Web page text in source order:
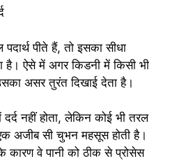
पीते हैं, तो इसका सीधा
ऐसे में अगर किडनी में किसी भी
असर तुरंत दिखाई देता है।
नहीं होता, लेकिन कोई भी तरल
एक अजीब सी चुभन महसूस होती है।
कारण वे पानी को ठीक से प्रोसेस